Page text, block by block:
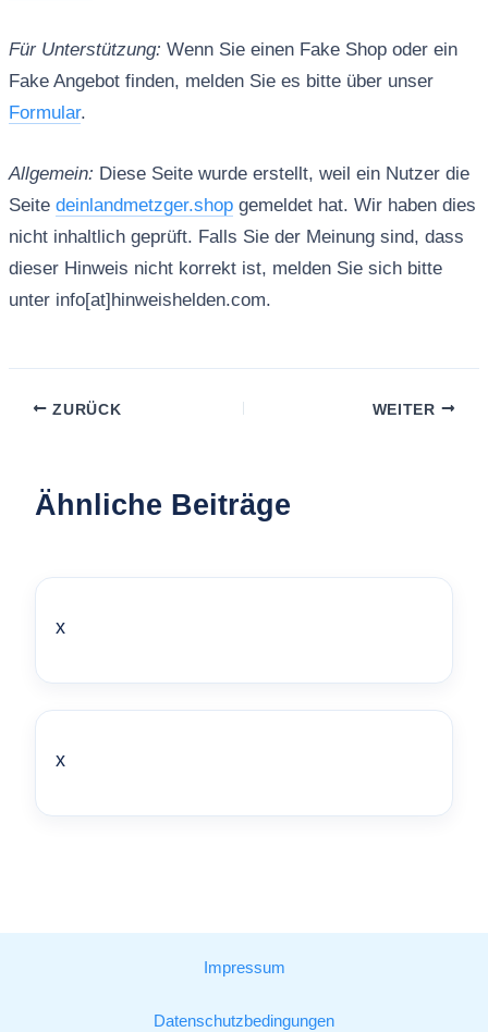
Für Unterstützung: Wenn Sie einen Fake Shop oder ein
Fake Angebot finden, melden Sie es bitte über unser
Formular.
Allgemein: Diese Seite wurde erstellt, weil ein Nutzer die
Seite deinlandmetzger.shopgemeldet hat. Wir haben dies
nicht inhaltlich geprüft. Falls Sie der Meinung sind, dass
dieser Hinweis nicht korrekt ist, melden Sie sich bitte
unter info[at]hinweishelden.com.
ZURÜCK WEITER
Ähnliche Beiträge
x
x
Impressum
Datenschutzbedingungen